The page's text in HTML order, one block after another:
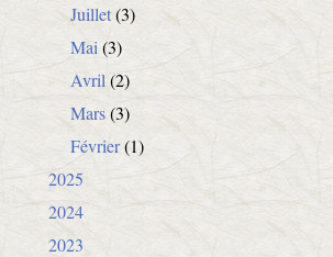
Juillet(3)
Mai (3)
Avril (2)
Mars(3)
Février(1)
2025
2024
2023